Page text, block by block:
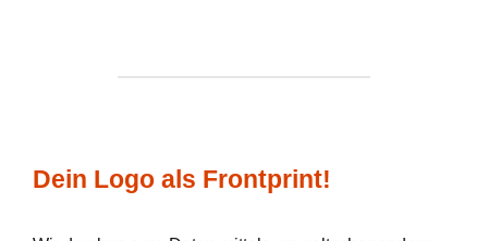
Dein Logo als Frontprint!